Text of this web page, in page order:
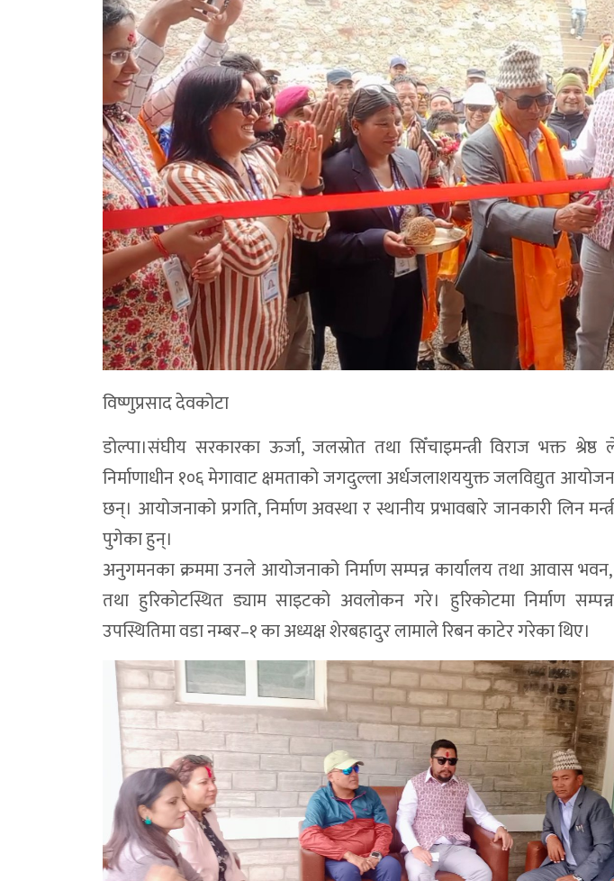
विष्णुप्रसाद देवकोटा
डोल्पा।संघीय सरकारका ऊर्जा, जलस्रोत तथा सिँचाइमन्त्री विराज भक्त
निर्माणाधीन १०६ मेगावाट क्षमताको जगदुल्ला अर्धजलाशययुक्त जलविद्युत
छन्। आयोजनाको प्रगति, निर्माण अवस्था र स्थानीय प्रभावबारे जानकारी लिन
पुगेका हुन्।
अनुगमनका क्रममा उनले आयोजनाको निर्माण सम्पन्न कार्यालय तथा आवास भवन,
तथा हुरिकोटस्थित ड्याम साइटको अवलोकन गरे। हुरिकोटमा निर्माण सम्पन्न
उपस्थितिमा वडा नम्बर–१ का अध्यक्ष शेरबहादुर लामाले रिबन काटेर गरेका थिए।